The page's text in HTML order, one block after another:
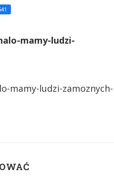
mamy-ludzi-
mamy-ludzi-zamoznych-